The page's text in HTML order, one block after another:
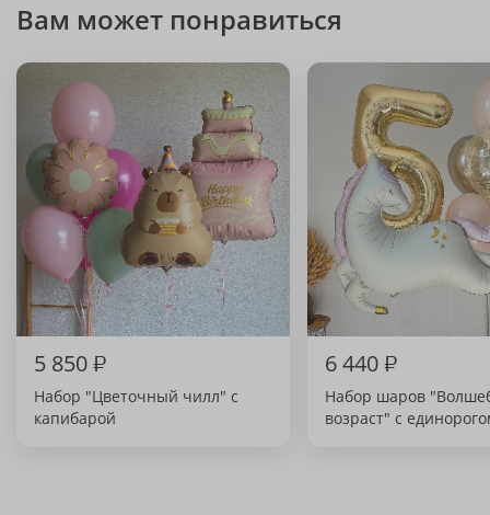
Вам может понравиться
5 850₽
Набор "Цветочный чилл" с
капибарой
6 440₽
Набор шаров
возраст" с